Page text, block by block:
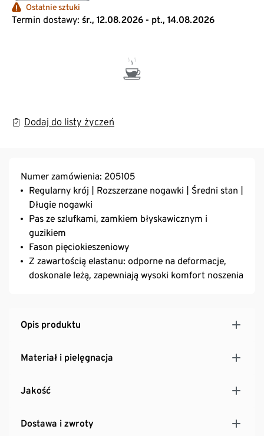
Ostatnie sztuki
Termin dostawy: śr., 12.08.2026 - pt., 14.08.2026
Dodaj do listy życzeń
Numer zamówienia: 205105
Regularny krój | Rozszerzane nogawki | Średni stan |
Długie nogawki
Pas ze szlufkami, zamkiem błyskawicznym i
guzikiem
Fason pięciokieszeniowy
Z zawartością elastanu: odporne na deformacje,
doskonale leżą, zapewniają wysoki komfort noszenia
Opis produktu
Materiał i pielęgnacja
Jakość
Dostawa i zwroty